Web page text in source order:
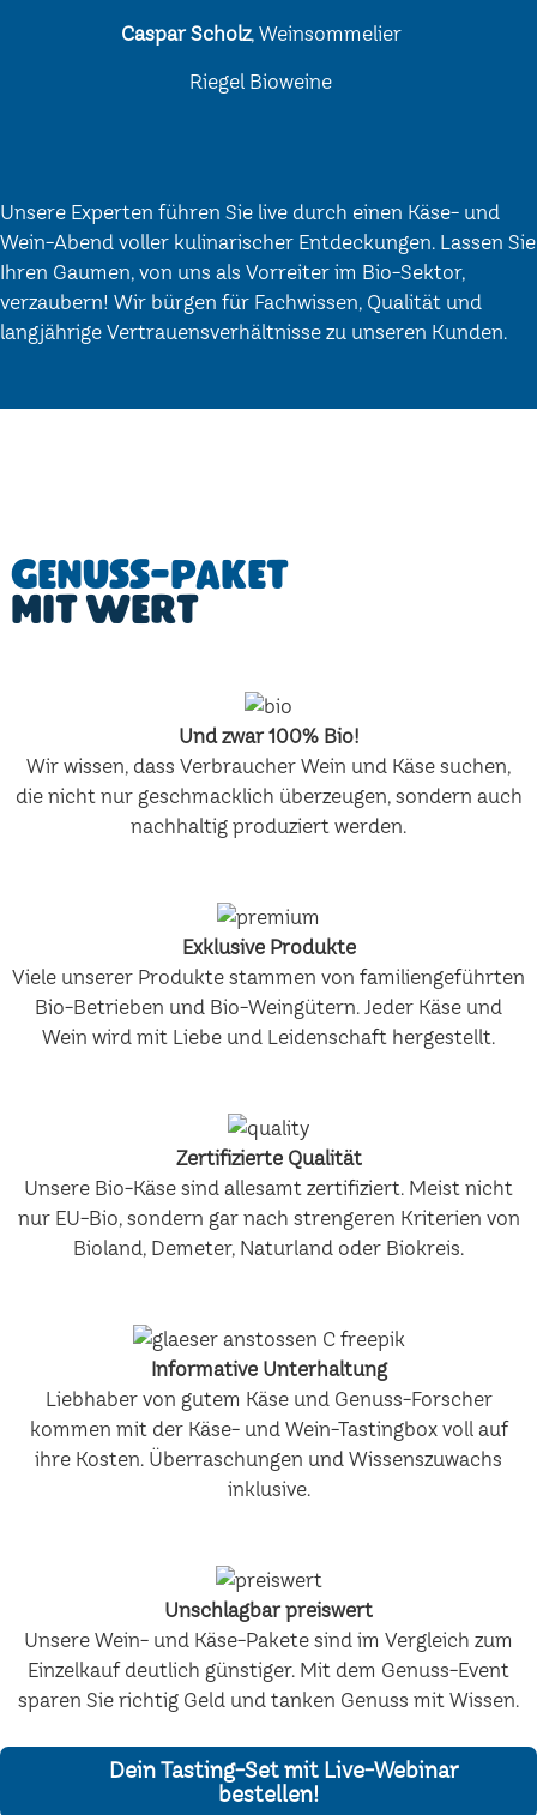
Caspar Scholz, Weinsommelier
Riegel Bioweine
Unsere Experten führen Sie live durch einen Käse- und
Wein-Abend voller kulinarischer Entdeckungen. Lassen Sie
Ihren Gaumen, von uns als Vorreiter im Bio-Sektor,
verzaubern! Wir bürgen für Fachwissen, Qualität und
langjährige Vertrauensverhältnisse zu unseren Kunden.
Genuss-Paket
mit Wert
Und zwar 100% Bio!
Wir wissen, dass Verbraucher Wein und Käse suchen,
die nicht nur geschmacklich überzeugen, sondern auch
nachhaltig produziert werden.
Exklusive Produkte
Viele unserer Produkte stammen von familiengeführten
Bio-Betrieben und Bio-Weingütern. Jeder Käse und
Wein wird mit Liebe und Leidenschaft hergestellt.
Zertifizierte Qualität
Unsere Bio-Käse sind allesamt zertifiziert. Meist nicht
nur EU-Bio, sondern gar nach strengeren Kriterien von
Bioland, Demeter, Naturland oder Biokreis.
Informative Unterhaltung
Liebhaber von gutem Käse und Genuss-Forscher
kommen mit der Käse- und Wein-Tastingbox voll auf
ihre Kosten. Überraschungen und Wissenszuwachs
inklusive.
Unschlagbar preiswert
Unsere Wein- und Käse-Pakete sind im Vergleich zum
Einzelkauf deutlich günstiger. Mit dem Genuss-Event
sparen Sie richtig Geld und tanken Genuss mit Wissen.
Dein Tasting-Set mit Live-Webinar
bestellen!